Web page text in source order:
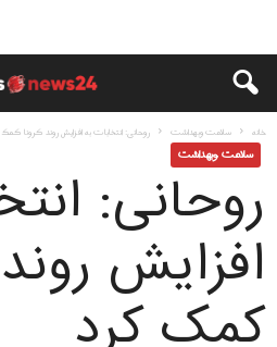
خانه سلامت وبهداشت روحانی: انتخابات به افزایش روند کرونا
سلامت وبهداشت
روحانی:
افزایش